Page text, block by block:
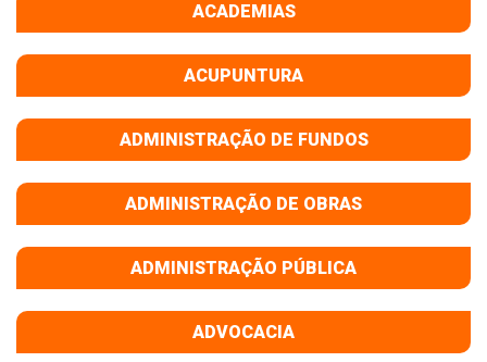
ACADEMIAS
ACUPUNTURA
ADMINISTRAÇÃO DE FUNDOS
ADMINISTRAÇÃO DE OBRAS
ADMINISTRAÇÃO PÚBLICA
ADVOCACIA